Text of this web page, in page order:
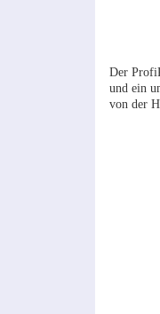
Der
und ein
von der